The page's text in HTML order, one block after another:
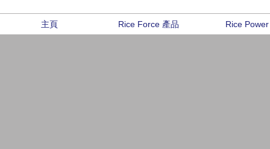
主頁 Rice Force 產品 Rice Power